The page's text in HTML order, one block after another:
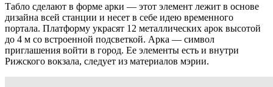
Табло сделают в форме арки — этот элемент лежит в основе
дизайна всей станции и несет в себе идею временного
портала. Платформу украсят 12 металлических арок высотой
до 4 м со встроенной подсветкой. Арка — символ
приглашения войти в город. Ее элементы есть и внутри
Рижского вокзала, следует из материалов мэрии.